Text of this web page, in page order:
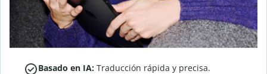
Basado en IA: Traducción rápida y precisa.